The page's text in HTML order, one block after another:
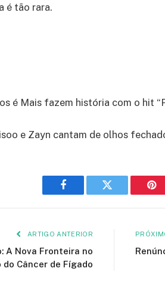
é tão rara.
é Mais fazem história com o hit
e Zayn cantam de olhos
Facebook Twitter
ARTIGO ANTERIOR
A Nova Fronteira no
Câncer de Fígado